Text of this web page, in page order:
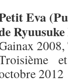
Eva
2012